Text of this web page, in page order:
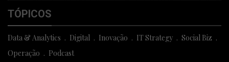
TÓPICOS
Data & Analytics Digital Inovação IT Strategy
Social Biz
Operação
Podcast